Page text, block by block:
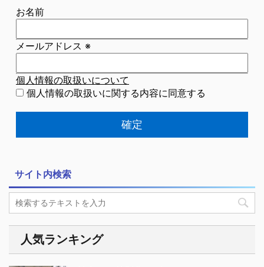
お名前
メールアドレス ※
個人情報の取扱いについて
個人情報の取扱いに関する内容に同意する
サイト内検索
人気ランキング